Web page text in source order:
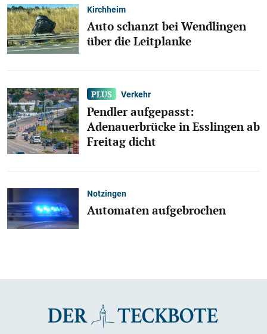
Kirchheim
Auto schanzt bei Wendlingen
über die Leitplanke
Verkehr
Pendler aufgepasst:
Adenauerbrücke in Esslingen ab
Freitag dicht
Notzingen
Automaten aufgebrochen